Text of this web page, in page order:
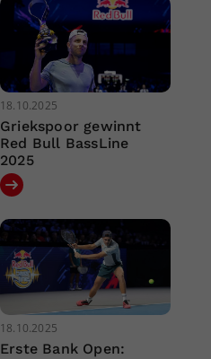
18.10.2025
Griekspoor gewinnt
Red Bull BassLine
2025
18.10.2025
Erste Bank Open: